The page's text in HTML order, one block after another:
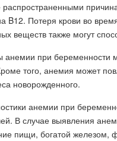
B12. Потеря крови во
веществ также могут
при беременности
того, анемия может
новорожденного.
анемии при
В случае выявления
пищи, богатой железом,